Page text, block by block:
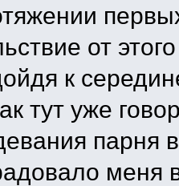
от
к
тут уже
парня
меня